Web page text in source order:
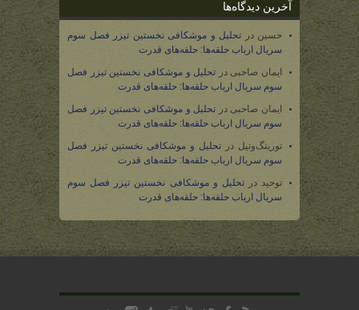
آخرین دیدگاه‌ها
حسین در تحلیل و موشکافی نخستین تیزر فصل سوم
سریال ارباب حلقه‌ها: حلقه‌های قدرت
ایمان صاحبی در تحلیل و موشکافی نخستین تیزر فصل
سوم سریال ارباب حلقه‌ها: حلقه‌های قدرت
ایمان صاحبی در تحلیل و موشکافی نخستین تیزر فصل
سوم سریال ارباب حلقه‌ها: حلقه‌های قدرت
تورینگ‌وتیل در تحلیل و موشکافی نخستین تیزر فصل
سوم سریال ارباب حلقه‌ها: حلقه‌های قدرت
توحید درتحلیل و موشکافی نخستین تیزر فصل سوم
سریال ارباب حلقه‌ها: حلقه‌های قدرت